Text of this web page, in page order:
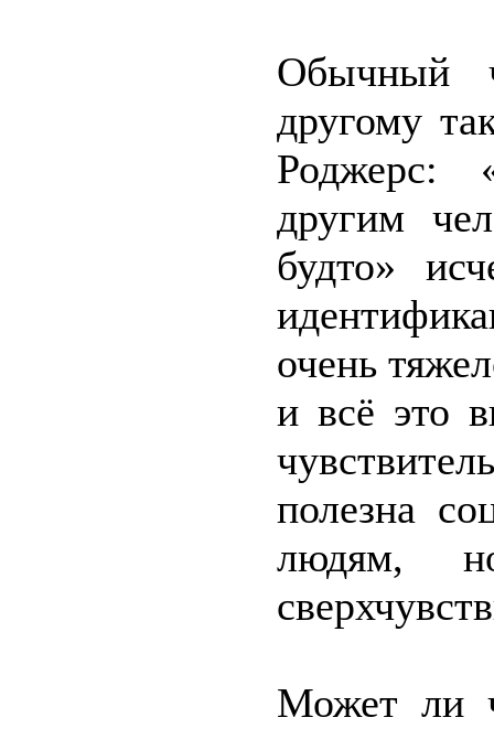
Обычный
другому
Роджерс:
другим
будто»
очень
и всё это
полезна
людям,
Может ли